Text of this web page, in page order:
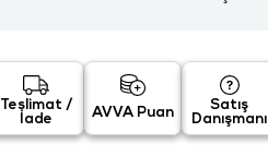
Teslimat /
İade
AVVA Puan
Satış
Danışmanı